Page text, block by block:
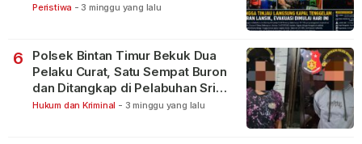
Peristiwa - 3 minggu yang lalu
6
Polsek Bintan Timur Bekuk Dua
Pelaku Curat, Satu Sempat Buron
dan Ditangkap di Pelabuhan Sri
Bintan Pura
Hukum dan Kriminal - 3 minggu yang lalu